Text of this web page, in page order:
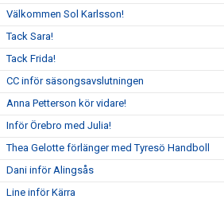
Välkommen Sol Karlsson!
Tack Sara!
Tack Frida!
CC inför säsongsavslutningen
Anna Petterson kör vidare!
Inför Örebro med Julia!
Thea Gelotte förlänger med Tyresö Handboll
Dani inför Alingsås
Line inför Kärra